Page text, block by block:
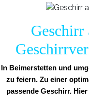
In Beimerstetten und
zu feiern. Zu einer
passende Geschirr.